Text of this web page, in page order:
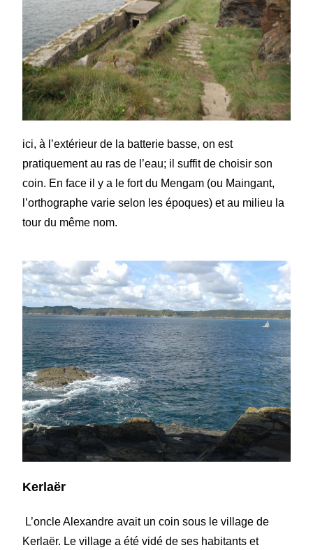
ici, à l’extérieur de la batterie basse, on est
pratiquement au ras de l’eau; il suffit de choisir son
coin. En face il y a le fort du Mengam (ou Maingant,
l’orthographe varie selon les époques) et au milieu la
tour du même nom.
Kerlaër
L’oncle Alexandre avait un coin sous le village de
Kerlaër. Le village a été vidé de ses habitants et